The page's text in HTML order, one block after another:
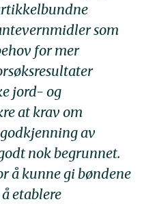
som
for mer
jord- og
at krav om
av
nok begrunnet.
å kunne gi bøndene
etablere